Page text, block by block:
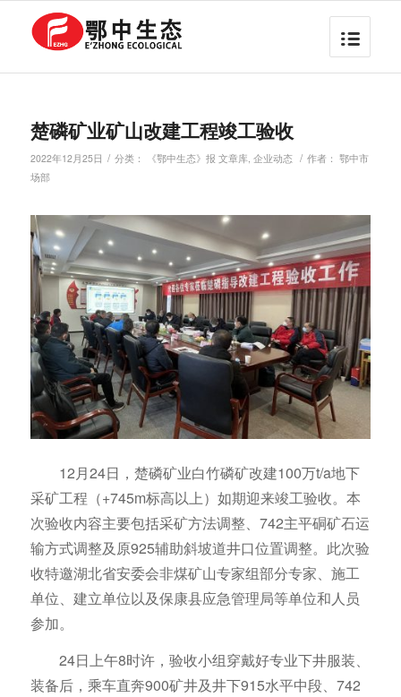
楚磷矿业矿山改建工程竣工验收
2022年12月25日 / 分类： 《鄂中生态》报 文章库, 企业动态 / 作者： 鄂中市
场部
12月24日，楚磷矿业白竹磷矿改建100万t/a地下
采矿工程（+745m标高以上）如期迎来竣工验收。本
次验收内容主要包括采矿方法调整、742主平硐矿石运
输方式调整及原925辅助斜坡道井口位置调整。此次验
收特邀湖北省安委会非煤矿山专家组部分专家、施工
单位、建立单位以及保康县应急管理局等单位和人员
参加。
24日上午8时许，验收小组穿戴好专业下井服装、
装备后，乘车直奔900矿井及井下915水平中段、742